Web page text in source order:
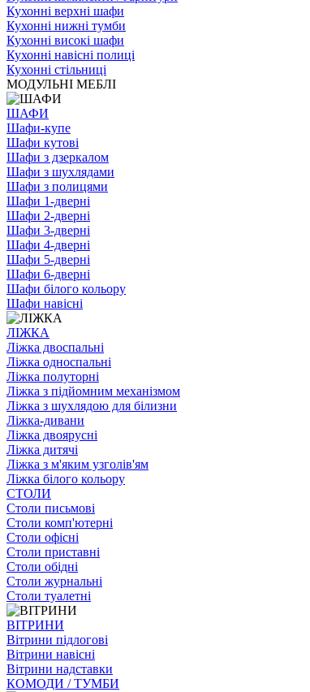
Кухонні верхні шафи
Кухонні нижні тумби
Кухонні високі шафи
Кухонні навісні полиці
Кухонні стільниці
МОДУЛЬНІ МЕБЛІ
ШАФИ
Шафи-купе
Шафи кутові
Шафи з дзеркалом
Шафи з шухлядами
Шафи з полицями
Шафи 1-дверні
Шафи 2-дверні
Шафи 3-дверні
Шафи 4-дверні
Шафи 5-дверні
Шафи 6-дверні
Шафи білого кольору
Шафи навісні
ЛІЖКА
Ліжка двоспальні
Ліжка односпальні
Ліжка полуторні
Ліжка з підйомним механізмом
Ліжка з шухлядою для білизни
Ліжка-дивани
Ліжка двоярусні
Ліжка дитячі
Ліжка з м'яким узголів'ям
Ліжка білого кольору
СТОЛИ
Столи письмові
Столи комп'ютерні
Столи офісні
Столи приставні
Столи обідні
Столи журнальні
Столи туалетні
ВІТРИНИ
Вітрини підлогові
Вітрини навісні
Вітрини надставки
КОМОДИ / ТУМБИ